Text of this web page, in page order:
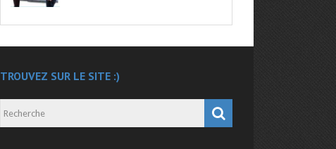
TROUVEZ SUR LE SITE :)